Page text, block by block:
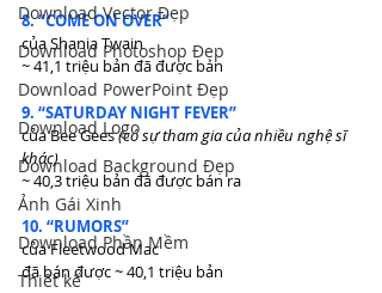
Download Vector Đẹp
Download Photoshop Đẹp
Download PowerPoint Đẹp
Download Logo
Download Background Đẹp
Ảnh Gái Xinh
Download Phần Mềm
Thiết kế
8. “COME ON OVER”
của Shania Twain
~ 41,1 triệu bản đã được bán
9. “SATURDAY NIGHT FEVER”
của Bee Gees (có sự tham gia của nhiều nghệ sĩ
khác)
~ 40,3 triệu bản đã được bán ra
10. “RUMORS”
của Fleetwood Mac
đã bán được ~ 40,1 triệu bản